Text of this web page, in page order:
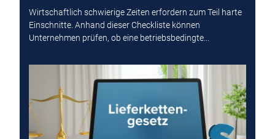
Wirtschaftlich schwierige Zeiten erfordern zum Teil harte
Einschnitte. Anhand dieser Checkliste können
Unternehmen prüfen, ob eine betriebsbedingte...